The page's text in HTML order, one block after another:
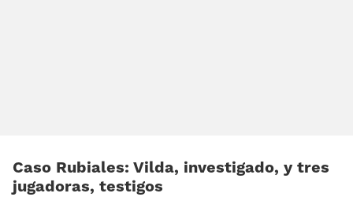
Caso Rubiales: Vilda, investigado, y tres
jugadoras, testigos